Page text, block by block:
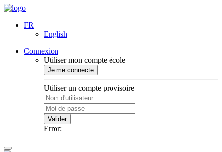
FR
English
Connexion
Utiliser mon compte école
Je me connecte
Utiliser un compte provisoire
Valider
Error: